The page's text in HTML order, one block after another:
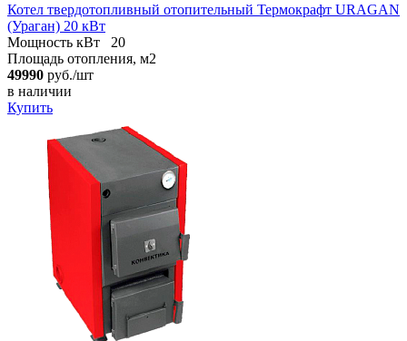
Котел твердотопливный отопительный Термокрафт URAGAN
(Ураган) 20 кВт
Мощность кВт
20
Площадь отопления, м2
49990 руб./шт
в наличии
Купить